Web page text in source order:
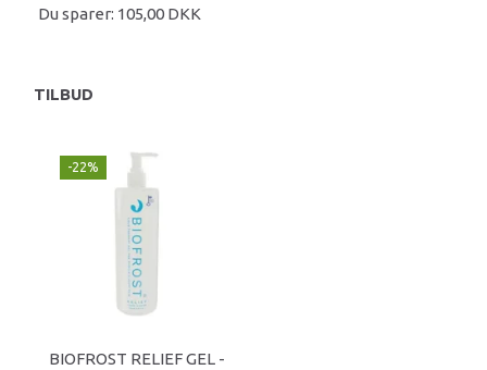
Du sparer: 105,00 DKK
TILBUD
-22%
BIOFROST RELIEF GEL -